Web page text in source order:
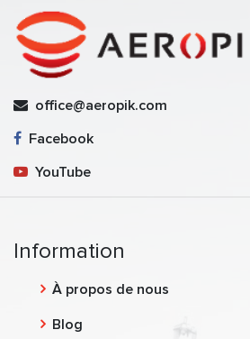
office@aeropik.com
Facebook
YouTube
Information
À propos de nous
Blog